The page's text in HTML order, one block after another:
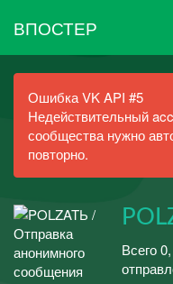
ВПОСТЕР
Ошибка VK API #5
Недействительный
сообщества нужно
повторно.
Всего